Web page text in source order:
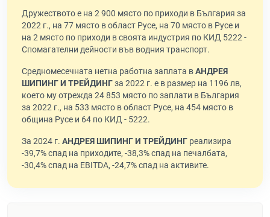
Дружеството е на 2 900 място по приходи в България за
2022 г., на 77 място в област Русе, на 70 място в Русе и
на 2 място по приходи в своята индустрия по КИД 5222 -
Спомагателни дейности във водния транспорт.
Средномесечната нетна работна заплата вАНДРЕЯ
ШИПИНГ И ТРЕЙДИНГза 2022 г. е в размер на 1196 лв,
което му отрежда 24 853 място по заплати в България
за 2022 г., на 533 място в област Русе, на 454 място в
община Русе и 64 по КИД - 5222.
За 2024 г. АНДРЕЯ ШИПИНГ И ТРЕЙДИНГ реализира
-39,7% спад на приходите, -38,3% спад на печалбата,
-30,4% спад на EBITDA, -24,7% спад на активите.